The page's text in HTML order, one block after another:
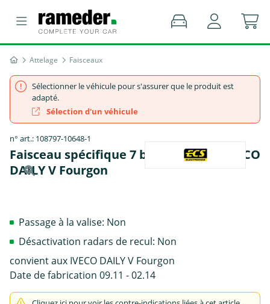
Attelage Faisceaux
Sélectionner le véhicule pour s'assurer que le produit est
adapté.
Sélection d'un véhicule
n° art.: 108797-10648-1
Faisceau spécifique 7 broches, ECS - IVECO
DAILY V Fourgon
Passage à la valise: Non
Désactivation radars de recul: Non
convient aux IVECO DAILY V Fourgon
Date de fabrication 09.11 - 02.14